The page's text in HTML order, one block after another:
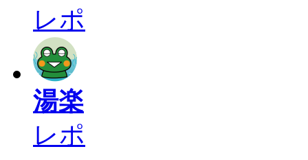
レポ
湯楽
レポ